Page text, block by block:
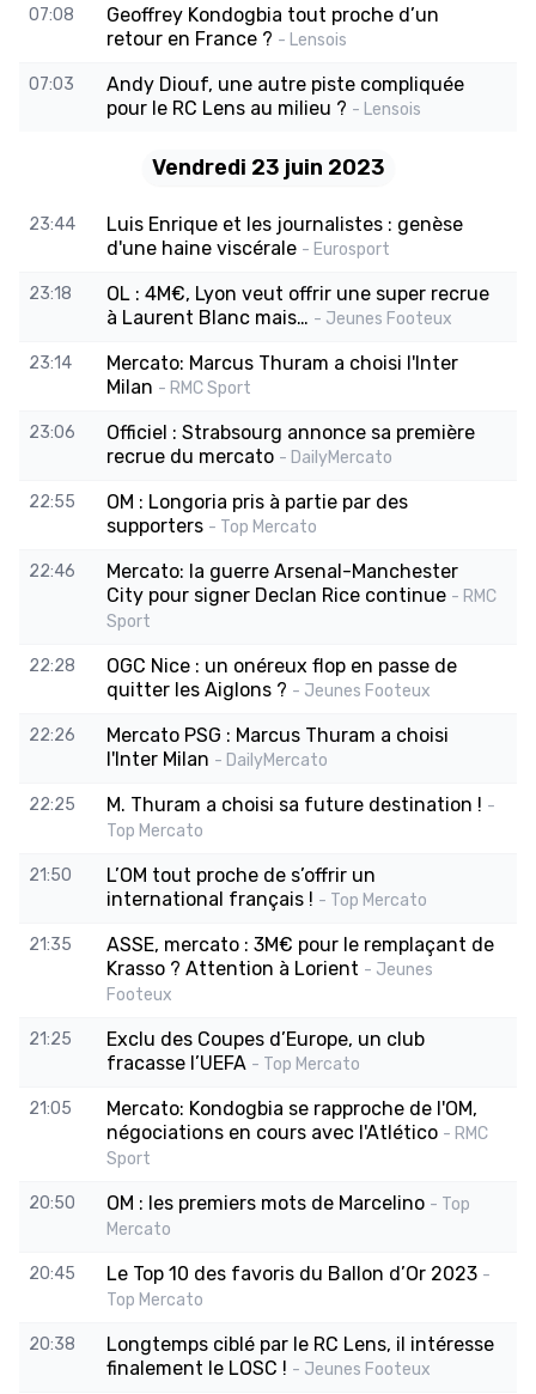
07:08
Geoffrey Kondogbia tout proche d’un
retour en France ? - Lensois
07:03
Andy Diouf, une autre piste compliquée
pour le RC Lens au milieu ? - Lensois
Vendredi 23 juin 2023
23:44
Luis Enrique et les journalistes : genèse
d'une haine viscérale - Eurosport
23:18
OL : 4M€, Lyon veut offrir une super recrue
à Laurent Blanc mais… - Jeunes Footeux
23:14
Mercato: Marcus Thuram a choisi l'Inter
Milan - RMC Sport
23:06
Officiel : Strabsourg annonce sa première
recrue du mercato - DailyMercato
22:55
OM : Longoria pris à partie par des
supporters - Top Mercato
22:46
Mercato: la guerre Arsenal-Manchester
City pour signer Declan Rice continue - RMC
Sport
22:28
OGC Nice : un onéreux flop en passe de
quitter les Aiglons ? - Jeunes Footeux
22:26
Mercato PSG : Marcus Thuram a choisi
l'Inter Milan - DailyMercato
22:25 M. Thuram a choisi sa future destination ! -
Top Mercato
21:50
L’OM tout proche de s’offrir un
international français ! - Top Mercato
21:35
ASSE, mercato : 3M€ pour le remplaçant de
Krasso ? Attention à Lorient - Jeunes
Footeux
21:25
Exclu des Coupes d’Europe, un club
fracasse l’UEFA - Top Mercato
21:05
Mercato: Kondogbia se rapproche de l'OM,
négociations en cours avec l'Atlético - RMC
Sport
20:50 OM : les premiers mots de Marcelino - Top
Mercato
20:45 Le Top 10 des favoris du Ballon d’Or 2023 -
Top Mercato
20:38
Longtemps ciblé par le RC Lens, il intéresse
finalement le LOSC ! - Jeunes Footeux